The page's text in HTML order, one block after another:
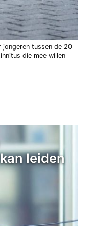
tussen de 20
die mee willen
leiden